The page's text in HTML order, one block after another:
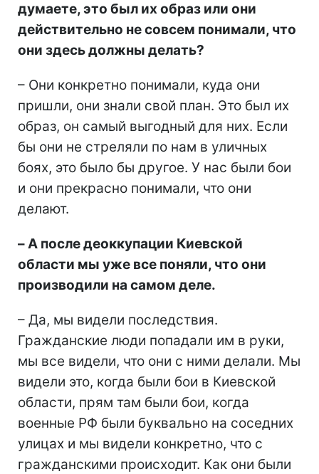
думаете, это был их образ или они
действительно не совсем понимали, что
они здесь должны делать?
– Они конкретно понимали, куда они
пришли, они знали свой план. Это был их
образ, он самый выгодный для них. Если
бы они не стреляли по нам в уличных
боях, это было бы другое. У нас были бои
и они прекрасно понимали, что они
делают.
–​​​​​​​ А после деоккупации Киевской
области мы уже все поняли, что они
производили на самом деле.
– Да, мы видели последствия.
Гражданские люди попадали им в руки,
мы все видели, что они с ними делали. Мы
видели это, когда были бои в Киевской
области, прям там были бои, когда
военные РФ были буквально на соседних
улицах и мы видели конкретно, что с
гражданскими происходит. Как они были